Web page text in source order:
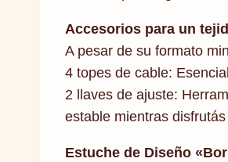
Accesorios para un
A pesar de su formato
4 topes de cable:
2 llaves de ajuste:
estable mientras
Estuche de Diseño